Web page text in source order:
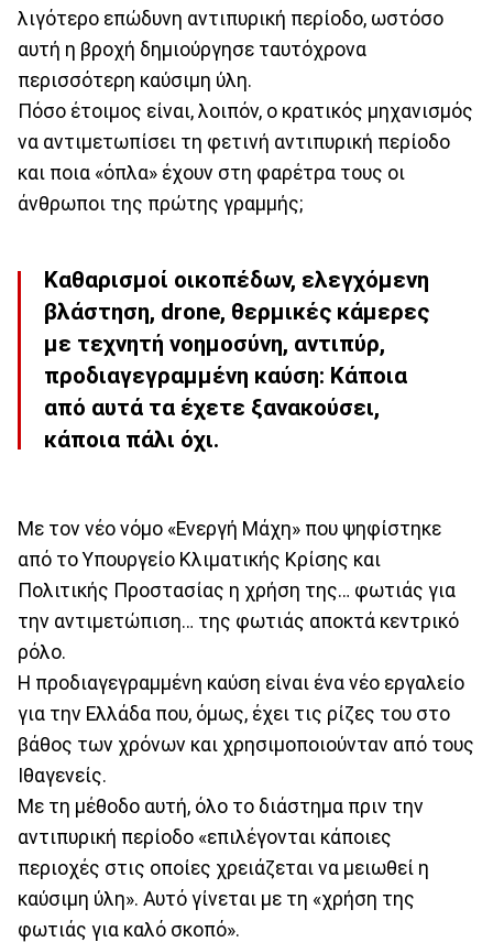
λιγότερο επώδυνη αντιπυρική περίοδο, ωστόσο
αυτή η βροχή δημιούργησε ταυτόχρονα
περισσότερη καύσιμη ύλη.
Πόσο έτοιμος είναι, λοιπόν, ο κρατικός μηχανισμός
να αντιμετωπίσει τη φετινή αντιπυρική περίοδο
και ποια «όπλα» έχουν στη φαρέτρα τους οι
άνθρωποι της πρώτης γραμμής;
Καθαρισμοί οικοπέδων, ελεγχόμενη
βλάστηση, drone, θερμικές κάμερες
με τεχνητή νοημοσύνη, αντιπύρ,
προδιαγεγραμμένη καύση: Κάποια
από αυτά τα έχετε ξανακούσει,
κάποια πάλι όχι.
Με τον νέο νόμο «Ενεργή Μάχη» που ψηφίστηκε
από το Υπουργείο Κλιματικής Κρίσης και
Πολιτικής Προστασίας η χρήση της… φωτιάς για
την αντιμετώπιση… της φωτιάς αποκτά κεντρικό
ρόλο.
Η προδιαγεγραμμένη καύση είναι ένα νέο εργαλείο
για την Ελλάδα που, όμως, έχει τις ρίζες του στο
βάθος των χρόνων και χρησιμοποιούνταν από τους
Ιθαγενείς.
Με τη μέθοδο αυτή, όλο το διάστημα πριν την
αντιπυρική περίοδο «επιλέγονται κάποιες
περιοχές στις οποίες χρειάζεται να μειωθεί η
καύσιμη ύλη». Αυτό γίνεται με τη «χρήση της
φωτιάς για καλό σκοπό».